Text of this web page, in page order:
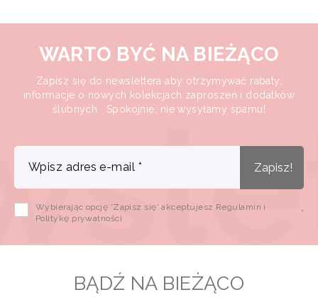
WARTO BYĆ NA BIEŻĄCO
Zapisz się do newslettera aby otrzymywać rabaty,
informacje o nowych kolekcjach zaproszeń i dodatków
ślubnych. Spokojnie, nie wysyłamy spamu!
Wpisz adres e-mail * Zapisz!
Wybierając opcję 'Zapisz się' akceptujesz Regulamin i
Politykę prywatności
*
BĄDŹ NA BIEŻĄCO